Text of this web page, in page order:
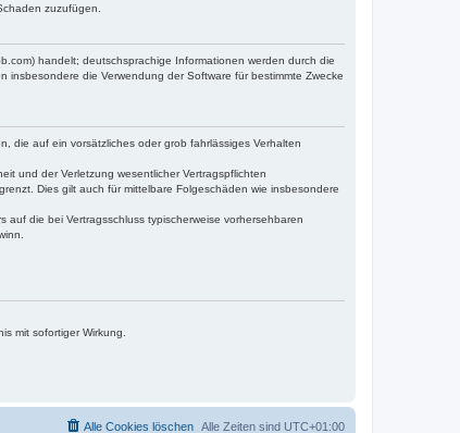
zuzufügen.
handelt; deutschsprachige Informationen werden durch die
die Verwendung der Software für bestimmte Zwecke
die auf ein vorsätzliches oder grob fahrlässiges Verhalten
und der Verletzung wesentlicher Vertragspflichten
Dies gilt auch für mittelbare Folgeschäden wie insbesondere
die bei Vertragsschluss typischerweise vorhersehbaren
mit sofortiger Wirkung.
Alle Zeiten sind UTC+01:00
Alle Cookies löschen